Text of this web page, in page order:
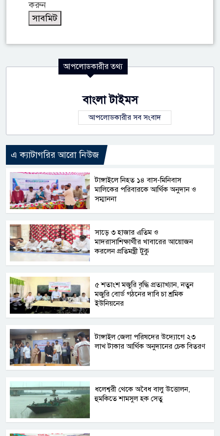
করুন
আপলোডকারীর তথ্য
বাংলা টাইমস
আপলোডকারীর সব সংবাদ
এ ক্যাটাগরির আরো নিউজ
টাঙ্গাইলে নিহত ১৪ বাস-মিনিবাস
মালিকের পরিবারকে আর্থিক অনুদান ও
সম্মাননা
সাড়ে ৩ হাজার এতিম ও
মাদরাসাশিক্ষার্থীর খাবারের আয়োজন
করলেন প্রতিমন্ত্রী টুকু
৫ শতাংশ মজুরি বৃদ্ধি প্রত্যাখ্যান, নতুন
মজুরি বোর্ড গঠনের দাবি চা শ্রমিক
ইউনিয়নের
টাঙ্গাইল জেলা পরিষদের উদ্যোগে ২৩
লাখ টাকার আর্থিক অনুদানের চেক বিতরণ
ধলেশ্বরী থেকে অবৈধ বালু উত্তোলন,
হুমকিতে শামসুল হক সেতু